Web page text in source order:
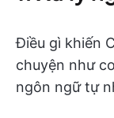
Điều gì khiến
chuyện như
ngôn ngữ tự